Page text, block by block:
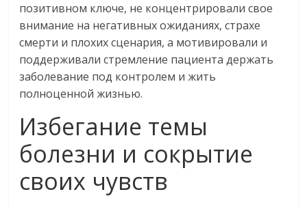
позитивном ключе, не концентрировали свое
внимание на негативных ожиданиях, страхе
смерти и плохих сценария, а мотивировали и
поддерживали стремление пациента держать
заболевание под контролем и жить
полноценной жизнью.
Избегание темы
болезни и сокрытие
своих чувств